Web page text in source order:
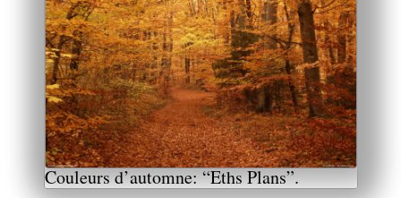
Couleurs d’automne: “Eths Plans”.